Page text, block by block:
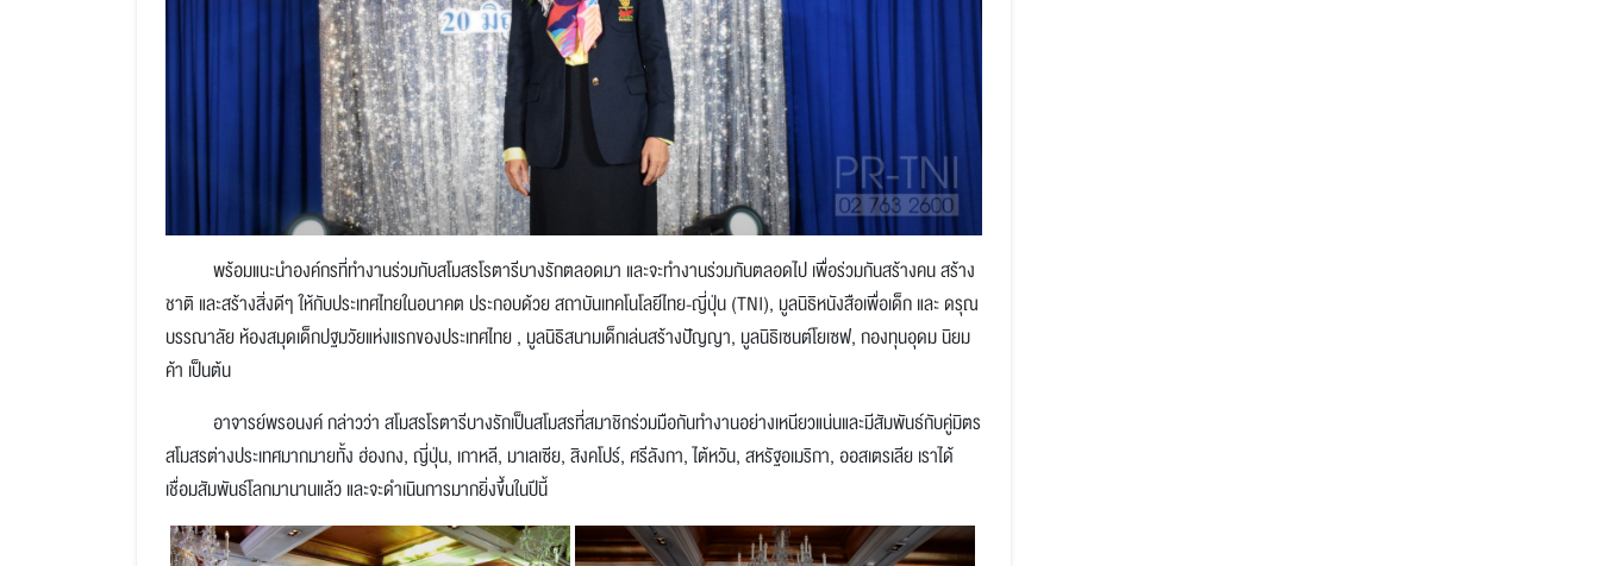
พร้อมแนะนำองค์กรที่ทำงานร่วมกับสโมสรโรตารีบางรักตลอดมา และจะทำงานร่วมกันตลอดไปเพื่อร่วมกันสร้างคน สร้าง
ชาติ และสร้างสิ่งดีๆ ให้กับประเทศไทยในอนาคต ประกอบด้วยสถาบันเทคโนโลยีไทย-ญี่ปุ่น (TNI), มูลนิธิหนังสือเพื่อเด็ก และ ดรุณ
บรรณาลัย ห้องสมุดเด็กปฐมวัยแห่งแรกของประเทศไทย, มูลนิธิสนามเด็กเล่นสร้างปัญญา, มูลนิธิเซนต์โยเซฟ,กองทุนอุดม นิยม
ค้า เป็นต้น
อาจารย์พรอนงค์ กล่าวว่า สโมสรโรตารีบางรักเป็นสโมสรที่สมาชิกร่วมมือกันทำงานอย่างเหนียวแน่นและมีสัมพันธ์กับคู่มิตร
สโมสรต่างประเทศมากมายทั้ง ฮ่องกง,ญี่ปุ่น, เกาหลี, มาเลเซีย,สิงคโปร์, ศรีลังกา,ไต้หวัน,สหรัฐอเมริกา,ออสเตรเลียเราได้
เชื่อมสัมพันธ์โลกมานานแล้ว และจะดำเนินการมากยิ่งขึ้นในปีนี้